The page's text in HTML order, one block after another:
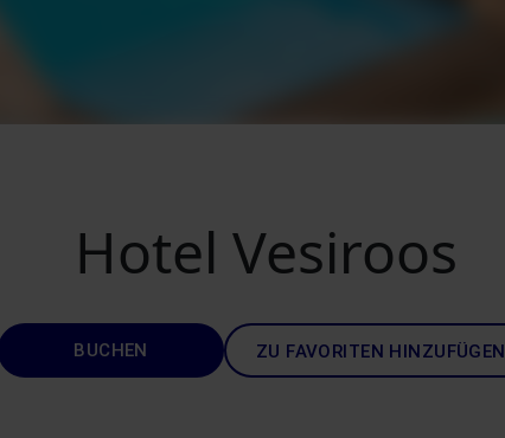
Hotel Vesiroos
BUCHEN ZU FAVORITEN HINZUFÜGEN